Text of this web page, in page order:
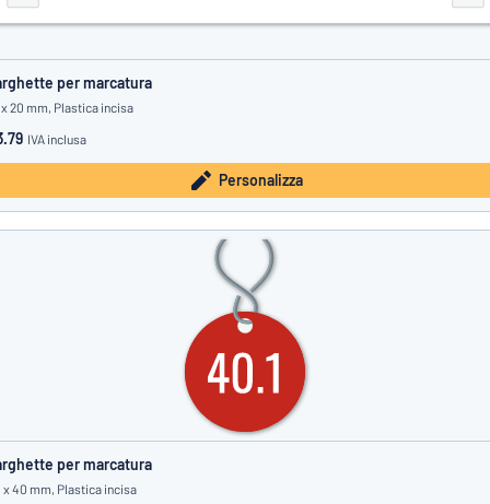
per marcatura
20 mm, Plastica incisa
IVA inclusa
Personalizza
per marcatura
x 40 mm, Plastica incisa